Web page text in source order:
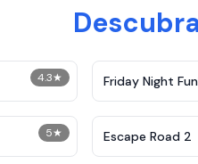
4.3★ Friday Night
5★ Escape Road 2